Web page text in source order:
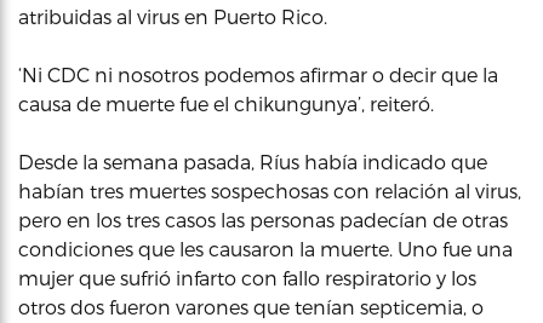
atribuidas al virus en Puerto Rico.
‘Ni CDC ni nosotros podemos afirmar o decir que la
causa de muerte fue el chikungunya’, reiteró.
Desde la semana pasada, Ríus había indicado que
habían tres muertes sospechosas con relación al virus,
pero en los tres casos las personas padecían de otras
condiciones que les causaron la muerte. Uno fue una
mujer que sufrió infarto con fallo respiratorio y los
otros dos fueron varones que tenían septicemia, o